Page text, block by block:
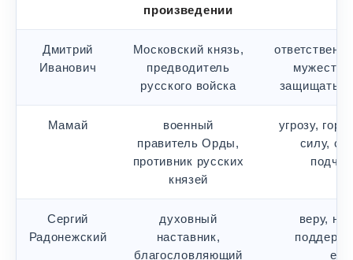
произведении
Дмитрий
Иванович
Московский князь,
предводитель
русского войска
защищать
Мамай
военный
правитель Орды,
противник русских
князей
угрозу,
силу,
Сергий
Радонежский
духовный
наставник,
благословляющий
веру,